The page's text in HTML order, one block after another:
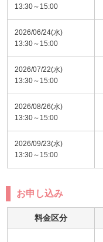
13:30～15:00
2026/06/24(水)
13:30～15:00
2026/07/22(水)
13:30～15:00
2026/08/26(水)
13:30～15:00
2026/09/23(水)
13:30～15:00
お申し込み
料金区分